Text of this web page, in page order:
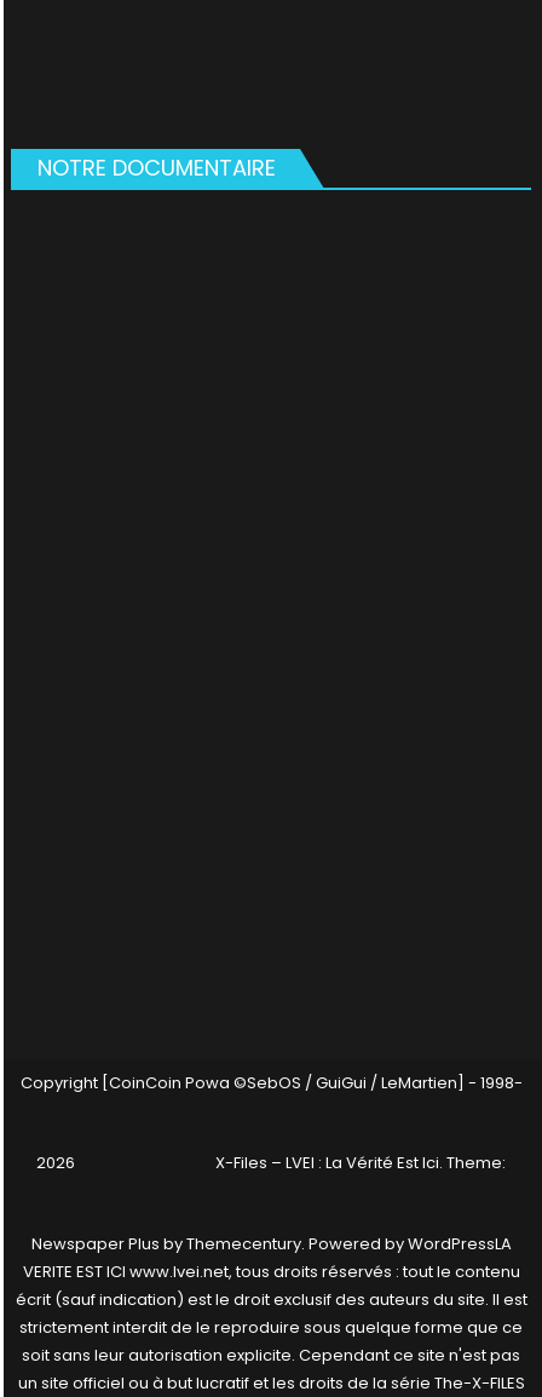
NOTRE DOCUMENTAIRE
Copyright [CoinCoin Powa ©SebOS / GuiGui / LeMartien] - 1998-
2026 X-Files – LVEI : La Vérité Est Ici. Theme:
Newspaper Plus byThemecentury. Powered byWordPressLA
VERITE EST ICI www.lvei.net, tous droits réservés : tout le contenu
écrit (sauf indication) est le droit exclusif des auteurs du site. Il est
strictement interdit de le reproduire sous quelque forme que ce
soit sans leur autorisation explicite. Cependant ce site n'est pas
un site officiel ou à but lucratif et les droits de la série The-X-FILES